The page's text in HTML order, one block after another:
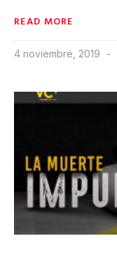
READ MORE
4 noviembre, 2019